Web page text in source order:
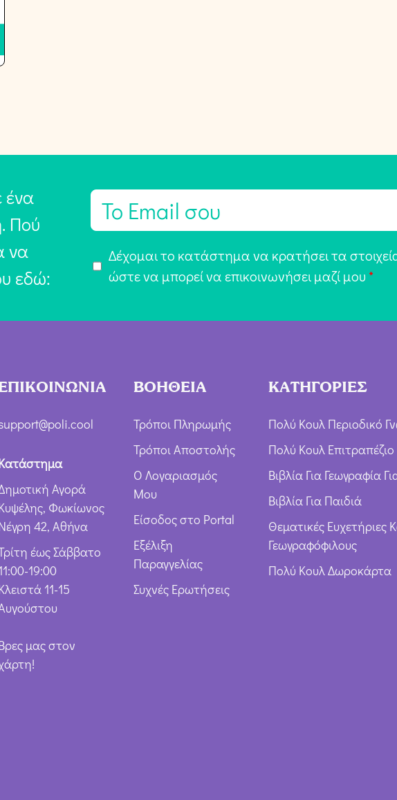
ένα
Πού
να
εδώ:
E
i
π
δ
ή
ρ
Δέχομαι το κατάστημα να κρατήσει τα
ώστε να μπορεί να επικοινωνήσει μαζί μου *
Αγορά
Φωκίωνος
42, Αθήνα
έως Σάββατο
19:00
11-15
μας στον
ΒΟΗΘΕΙΑ
Τρόποι Πληρωμής
Τρόποι Αποστολής
Ο Λογαριασμός
Μου
Είσοδος στο Portal
Εξέλιξη
Παραγγελίας
Συχνές Ερωτήσεις
ΚΑΤΗΓΟΡΙΕΣ
Πολύ Κουλ Περιοδικό
Πολύ Κουλ Επιτραπέζιο
Βιβλία Για Γεωγραφία
Βιβλία Για Παιδιά
Θεματικές Ευχετήριες
Γεωγραφόφιλους
Πολύ Κουλ Δωροκάρτα